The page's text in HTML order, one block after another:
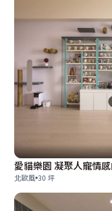
愛貓樂園 凝聚人寵情
北歐風 30 坪